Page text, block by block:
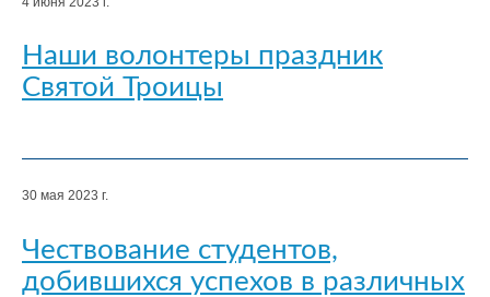
Наши волонтеры праздник
Святой Троицы
30 мая 2023 г.
Чествование студентов,
добившихся успехов в различных